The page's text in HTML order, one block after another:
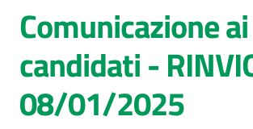
Servizi
cura
Comunicazione ai
candidati -
08/01/2025